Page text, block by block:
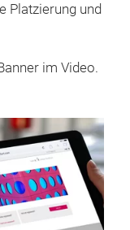
Platzierung und
im Video.